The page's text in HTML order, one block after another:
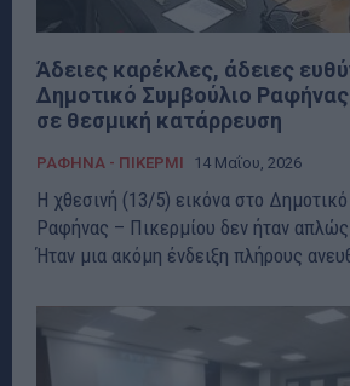
Άδειες καρέκλες, άδειες
Δημοτικό Συμβούλιο Ραφήνας
σε θεσμική κατάρρευση
ΡΑΦΗΝΑ - ΠΙΚΕΡΜΙ 14 Μαΐου, 2026
Η χθεσινή (13/5) εικόνα στο
Ραφήνας – Πικερμίου δεν ήταν απλώς
Ήταν μια ακόμη ένδειξη πλήρους